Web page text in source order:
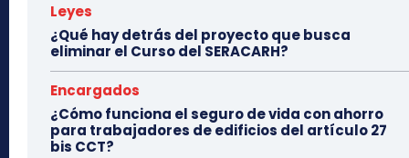
Leyes
¿Qué hay detrás del proyecto que busca
eliminar el Curso del SERACARH?
Encargados
¿Cómo funciona el seguro de vida con ahorro
para trabajadores de edificios del artículo 27
bis CCT?